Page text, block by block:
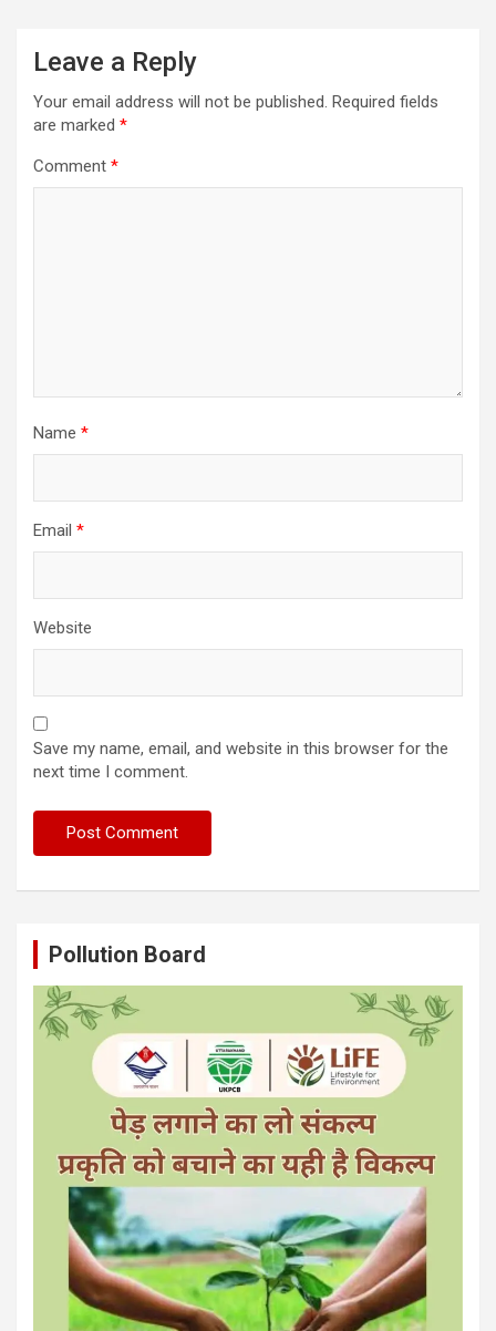
Leave a Reply
Your email address will not be published. Required fields
are marked *
Comment *
Name *
Email *
Website
Save my name, email, and website in this browser for the
next time I comment.
Pollution Board